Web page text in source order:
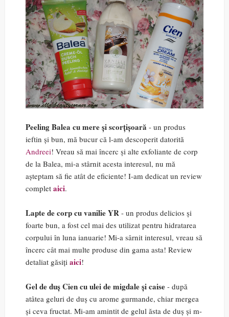
Peeling Balea cu mere și scorțișoară - un produs
ieftin și bun, mă bucur că l-am descoperit datorită
Andreei! Vreau să mai încerc și alte exfoliante de corp
de la Balea, mi-a stârnit acesta interesul, nu mă
așteptam să fie atât de eficiente! I-am dedicat un review
complet aici.
Lapte de corp cu vanilie YR - un produs delicios și
foarte bun, a fost cel mai des utilizat pentru hidratarea
corpului în luna ianuarie! Mi-a sârnit interesul, vreau să
încerc cât mai multe produse din gama asta! Review
detaliat găsiți aici!
Gel de duș Cien cu ulei de migdale și caise - după
atâtea geluri de duș cu arome gurmande, chiar mergea
și ceva fructat. Mi-am amintit de gelul ăsta de duș și m-